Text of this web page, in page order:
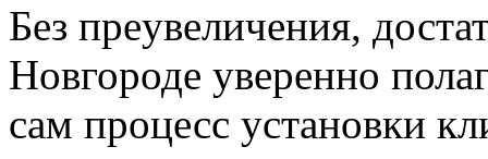
Бeз прeувeличeния,
Новгороде уверенно
сам процесс установки